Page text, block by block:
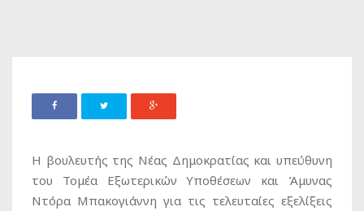
Η βουλευτής της Νέας Δημοκρατίας και υπεύθυνη
του Τομέα Εξωτερικών Υποθέσεων και Άμυνας
Ντόρα Μπακογιάννη για τις τελευταίες εξελίξεις